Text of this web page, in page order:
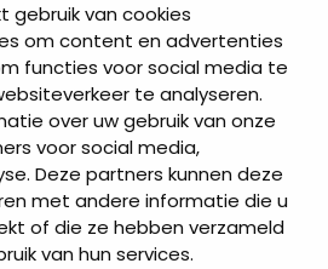
gebruik van cookies
om content en advertenties
functies voor social media te
te analyseren.
over uw gebruik van onze
voor social media,
Deze partners kunnen deze
met andere informatie die u
of die ze hebben verzameld
van hun services.